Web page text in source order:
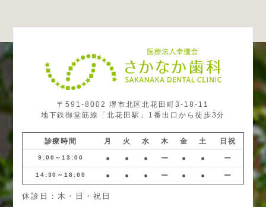
〒591-8002 堺市北区北花田町3-18-11
地下鉄御堂筋線「北花田駅」1番出口から徒歩3分
診療時間 月 火 水 木 金 土 日祝
9:00～13:00 ● ● ● ー ● ● ー
14:30～18:00 ● ● ● ー ● ● ー
休診日：木・日・祝日